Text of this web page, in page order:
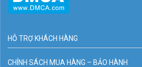
HỖ TRỢ KHÁCH HÀNG
CHÍNH SÁCH MUA HÀNG – BẢO HÀNH